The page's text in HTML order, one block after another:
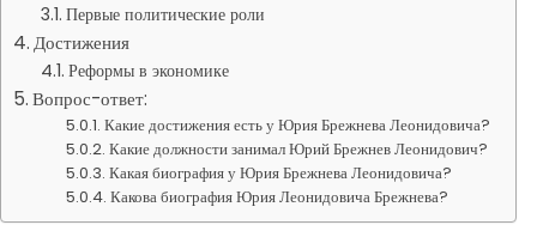
Первые политические роли
Достижения
Реформы в экономике
Вопрос-ответ:
Какие достижения есть у Юрия Брежнева Леонидовича?
Какие должности занимал Юрий Брежнев Леонидович?
Какая биография у Юрия Брежнева Леонидовича?
Какова биография Юрия Леонидовича Брежнева?